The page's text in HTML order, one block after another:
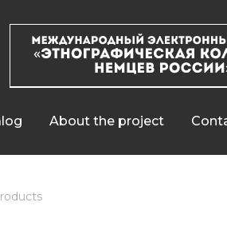
About the project